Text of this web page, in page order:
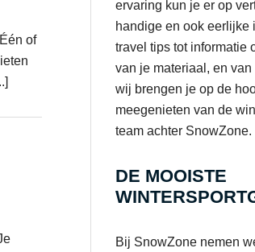
of
ervaring kun je er op
handige en ook eerlijke
travel tips tot informatie
van je materiaal, en
wij brengen je op de
meegenieten van de
team achter SnowZone.
DE MOOISTE
Bij SnowZone nemen